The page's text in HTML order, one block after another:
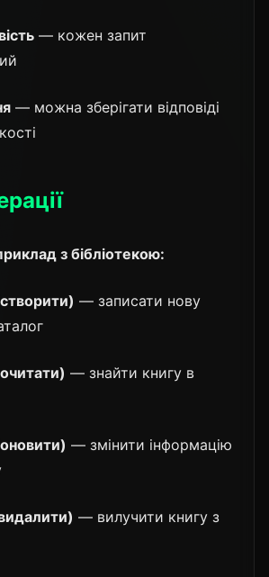
— кожен запит
— можна зберігати відповіді
з бібліотекою:
— записати нову
— знайти книгу в
— змінити інформацію
— вилучити книгу з